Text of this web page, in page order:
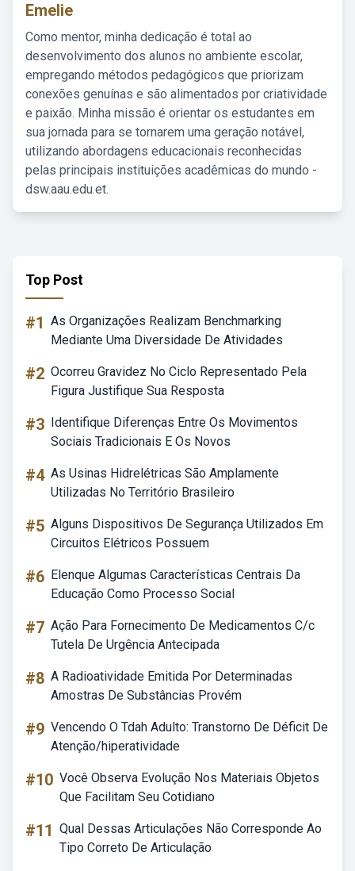
Emelie
Como mentor, minha dedicação é total ao
desenvolvimento dos alunos no ambiente escolar,
empregando métodos pedagógicos que priorizam
conexões genuínas e são alimentados por criatividade
e paixão. Minha missão é orientar os estudantes em
sua jornada para se tornarem uma geração notável,
utilizando abordagens educacionais reconhecidas
pelas principais instituições acadêmicas do mundo -
dsw.aau.edu.et.
Top Post
#1 As Organizações Realizam Benchmarking
Mediante Uma Diversidade De Atividades
#2 Ocorreu Gravidez No Ciclo Representado Pela
Figura Justifique Sua Resposta
#3 Identifique Diferenças Entre Os Movimentos
Sociais Tradicionais E Os Novos
#4 As Usinas Hidrelétricas São Amplamente
Utilizadas No Território Brasileiro
#5 Alguns Dispositivos De Segurança Utilizados Em
Circuitos Elétricos Possuem
#6 Elenque Algumas Características Centrais Da
Educação Como Processo Social
#7 Ação Para Fornecimento De Medicamentos C/c
Tutela De Urgência Antecipada
#8 A Radioatividade Emitida Por Determinadas
Amostras De Substâncias Provém
#9 Vencendo O Tdah Adulto: Transtorno De Déficit De
Atenção/hiperatividade
#10 Você Observa Evolução Nos Materiais Objetos
Que Facilitam Seu Cotidiano
#11 Qual Dessas Articulações Não Corresponde Ao
Tipo Correto De Articulação